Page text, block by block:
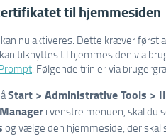
til hjemmesiden
nu aktiveres. Dette kræver
tilknyttes til hjemmesiden via
. Følgende trin er via
Start > Administrative Tools >
i venstre menuen, skal du
og vælge den hjemmeside, der skal